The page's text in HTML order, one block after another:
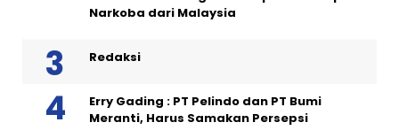
Narkoba dari Malaysia
Redaksi
Erry Gading : PT Pelindo dan PT Bumi
Meranti, Harus Samakan Persepsi